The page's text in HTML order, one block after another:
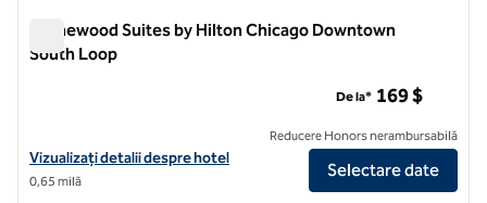
Homewood Suites by Hilton Chicago Downtown
South Loop
Vizualizați detaliile hotelului pentru Homewood Suites by Hilton
Vizualizați detalii despre hotel
0,65 milă
De la* 169 $
Reducere Honors nerambursabilă
Selectare date